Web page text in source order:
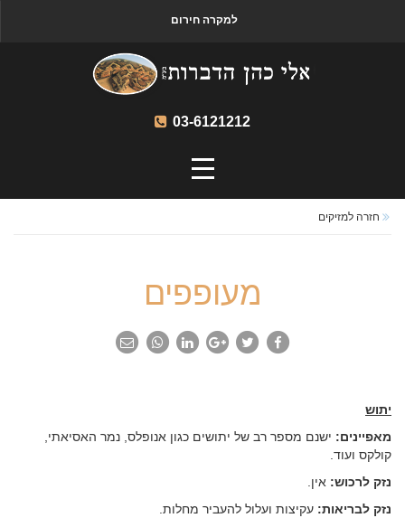
03-6121212
למקרה חירום
חזרה למזיקים
מעופפים
יתוש
מאפיינים: ישנם מספר רב של יתושים כגון אנופלס, נמר האסיאתי,
קולקס ועוד.
נזק לרכוש: אין.
נזק לבריאות: עקיצות ועלול להעביר מחלות.